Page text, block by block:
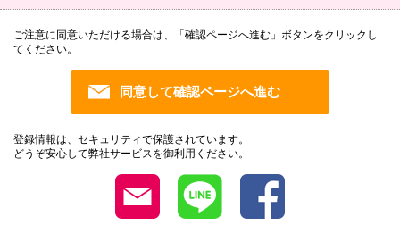
ご注意に同意いただける場合は、「確認ページへ進む」ボタンをクリックし
てください。
登録情報は、セキュリティで保護されています。
どうぞ安心して弊社サービスを御利用ください。